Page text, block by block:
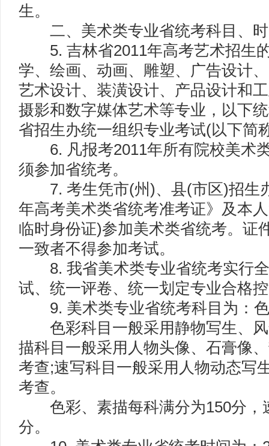
生。
二、美术类专业省统考科目、时
5. 吉林省2011年高考艺术招生
学、绘画、动画、雕塑、广告设计
艺术设计、装潢设计、产品设计和
摄影和数字媒体艺术等专业，以下
省招生办统一组织专业考试(以下简
6. 凡报考2011年所有院校美术
须参加省统考。
7. 考生凭市(州)、县(市区)招生
年高考美术类省统考准考证》及本
临时身份证)参加美术类省统考。证
一致者不得参加考试。
8. 我省美术类专业省统考实行全
试、统一评卷、统一划定专业合格
9. 美术类专业省统考科目为：色
色彩科目一般采用静物写生、风
描科目一般采用人物头像、石膏像
考查;速写科目一般采用人物动态写
考查。
色彩、素描每科满分为150分，
分。